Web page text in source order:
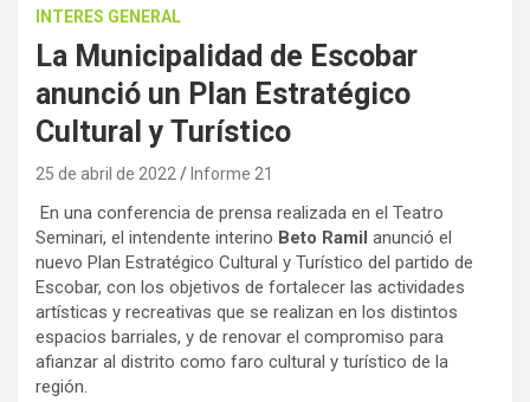
INTERES GENERAL
La Municipalidad de Escobar
anunció un Plan Estratégico
Cultural y Turístico
25 de abril de 2022 Informe 21
En una conferencia de prensa realizada en el Teatro
Seminari, el intendente interino Beto Ramil anunció el
nuevo Plan Estratégico Cultural y Turístico del partido de
Escobar, con los objetivos de fortalecer las actividades
artísticas y recreativas que se realizan en los distintos
espacios barriales, y de renovar el compromiso para
afianzar al distrito como faro cultural y turístico de la
región.